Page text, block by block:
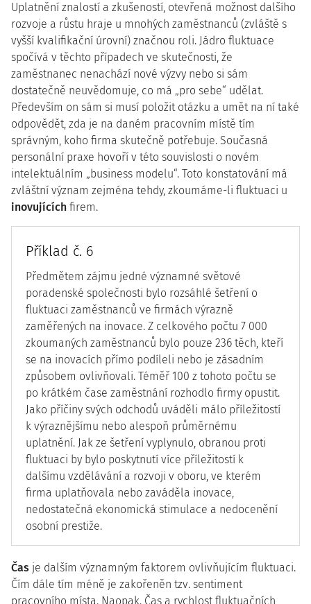
Uplatnění znalostí a zkušeností, otevřená možnost dalšího
rozvoje a růstu hraje u mnohých zaměstnanců (zvláště s
vyšší kvalifikační úrovní) značnou roli. Jádro fluktuace
spočívá v těchto případech ve skutečnosti, že
zaměstnanec nenachází nové výzvy nebo si sám
dostatečně neuvědomuje, co má „pro sebe“ udělat.
Především on sám si musí položit otázku a umět na ní také
odpovědět, zda je na daném pracovním místě tím
správným, koho firma skutečně potřebuje. Současná
personální praxe hovoří v této souvislosti o novém
intelektuálním „business modelu“. Toto konstatování má
zvláštní význam zejména tehdy, zkoumáme-li fluktuaci u
inovujících firem.
Příklad č. 6
Předmětem zájmu jedné významné světové
poradenské společnosti bylo rozsáhlé šetření o
fluktuaci zaměstnanců ve firmách výrazně
zaměřených na inovace. Z celkového počtu 7 000
zkoumaných zaměstnanců bylo pouze 236 těch, kteří
se na inovacích přímo podíleli nebo je zásadním
způsobem ovlivňovali. Téměř 100 z tohoto počtu se
po krátkém čase zaměstnání rozhodlo firmy opustit.
Jako příčiny svých odchodů uváděli málo příležitostí
k výraznějšímu nebo alespoň průměrnému
uplatnění. Jak ze šetření vyplynulo, obranou proti
fluktuaci by bylo poskytnutí více příležitostí k
dalšímu vzdělávání a rozvoji v oboru, ve kterém
firma uplatňovala nebo zaváděla inovace,
nedostatečná ekonomická stimulace a nedocenění
osobní prestiže.
Čas je dalším významným faktorem ovlivňujícím fluktuaci.
Čím dále tím méně je zakořeněn tzv. sentiment
pracovního místa. Naopak. Čas a rychlost fluktuačních